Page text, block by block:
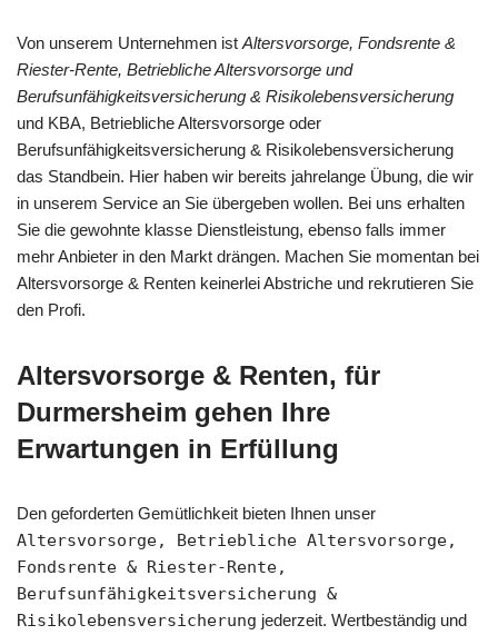
Von unserem Unternehmen ist Altersvorsorge, Fondsrente &
Riester-Rente, Betriebliche Altersvorsorge und
Berufsunfähigkeitsversicherung & Risikolebensversicherung
und KBA, Betriebliche Altersvorsorge oder
Berufsunfähigkeitsversicherung & Risikolebensversicherung
das Standbein. Hier haben wir bereits jahrelange Übung, die wir
in unserem Service an Sie übergeben wollen. Bei uns erhalten
Sie die gewohnte klasse Dienstleistung, ebenso falls immer
mehr Anbieter in den Markt drängen. Machen Sie momentan bei
Altersvorsorge & Renten keinerlei Abstriche und rekrutieren Sie
den Profi.
Altersvorsorge & Renten, für
Durmersheim gehen Ihre
Erwartungen in Erfüllung
Den geforderten Gemütlichkeit bieten Ihnen unser
Altersvorsorge, Betriebliche Altersvorsorge,
Fondsrente & Riester-Rente,
Berufsunfähigkeitsversicherung &
Risikolebensversicherung jederzeit. Wertbeständig und